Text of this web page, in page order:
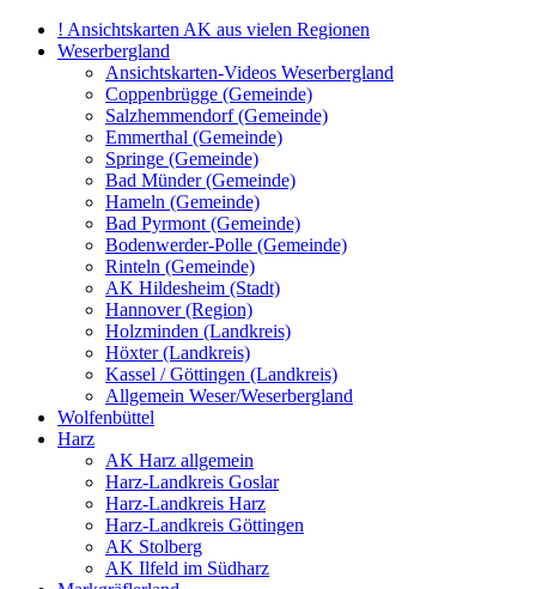
! Ansichtskarten AK aus vielen Regionen
Weserbergland
Ansichtskarten-Videos Weserbergland
Coppenbrügge (Gemeinde)
Salzhemmendorf (Gemeinde)
Emmerthal (Gemeinde)
Springe (Gemeinde)
Bad Münder (Gemeinde)
Hameln (Gemeinde)
Bad Pyrmont (Gemeinde)
Bodenwerder-Polle (Gemeinde)
Rinteln (Gemeinde)
AK Hildesheim (Stadt)
Hannover (Region)
Holzminden (Landkreis)
Höxter (Landkreis)
Kassel / Göttingen (Landkreis)
Allgemein Weser/Weserbergland
Wolfenbüttel
Harz
AK Harz allgemein
Harz-Landkreis Goslar
Harz-Landkreis Harz
Harz-Landkreis Göttingen
AK Stolberg
AK Ilfeld im Südharz